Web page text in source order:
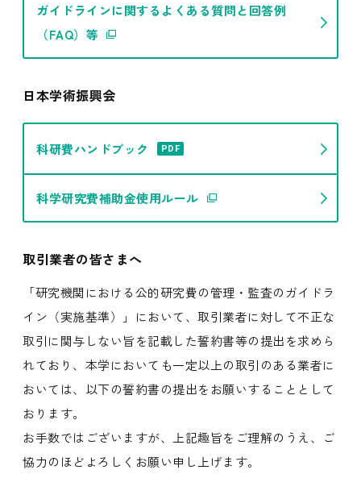
ガイドラインに関するよくある質問と回答例
（FAQ）等
日本学術振興会
科研費ハンドブック PDF
科学研究費補助金使用ルール
取引業者の皆さまへ
「研究機関における公的研究費の管理・監査のガイドラ
イン（実施基準）」において、取引業者に対して不正な
取引に関与しない旨を記載した誓約書等の提出を求めら
れており、本学においても一定以上の取引のある業者に
おいては、以下の誓約書の提出をお願いすることとして
おります。
お手数ではございますが、上記趣旨をご理解のうえ、ご
協力のほどよろしくお願い申し上げます。